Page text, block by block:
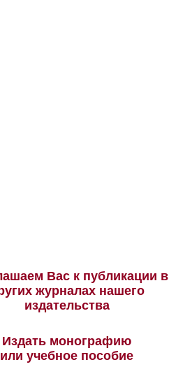
Вас к публикации в
журналах нашего
издательства
Издать монографию
или учебное пособие